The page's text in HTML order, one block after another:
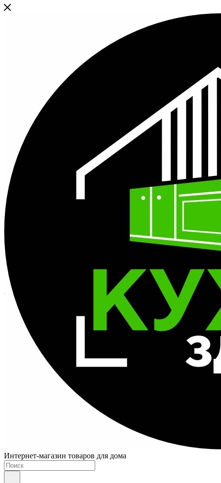
Интернет-магазин товаров для дома